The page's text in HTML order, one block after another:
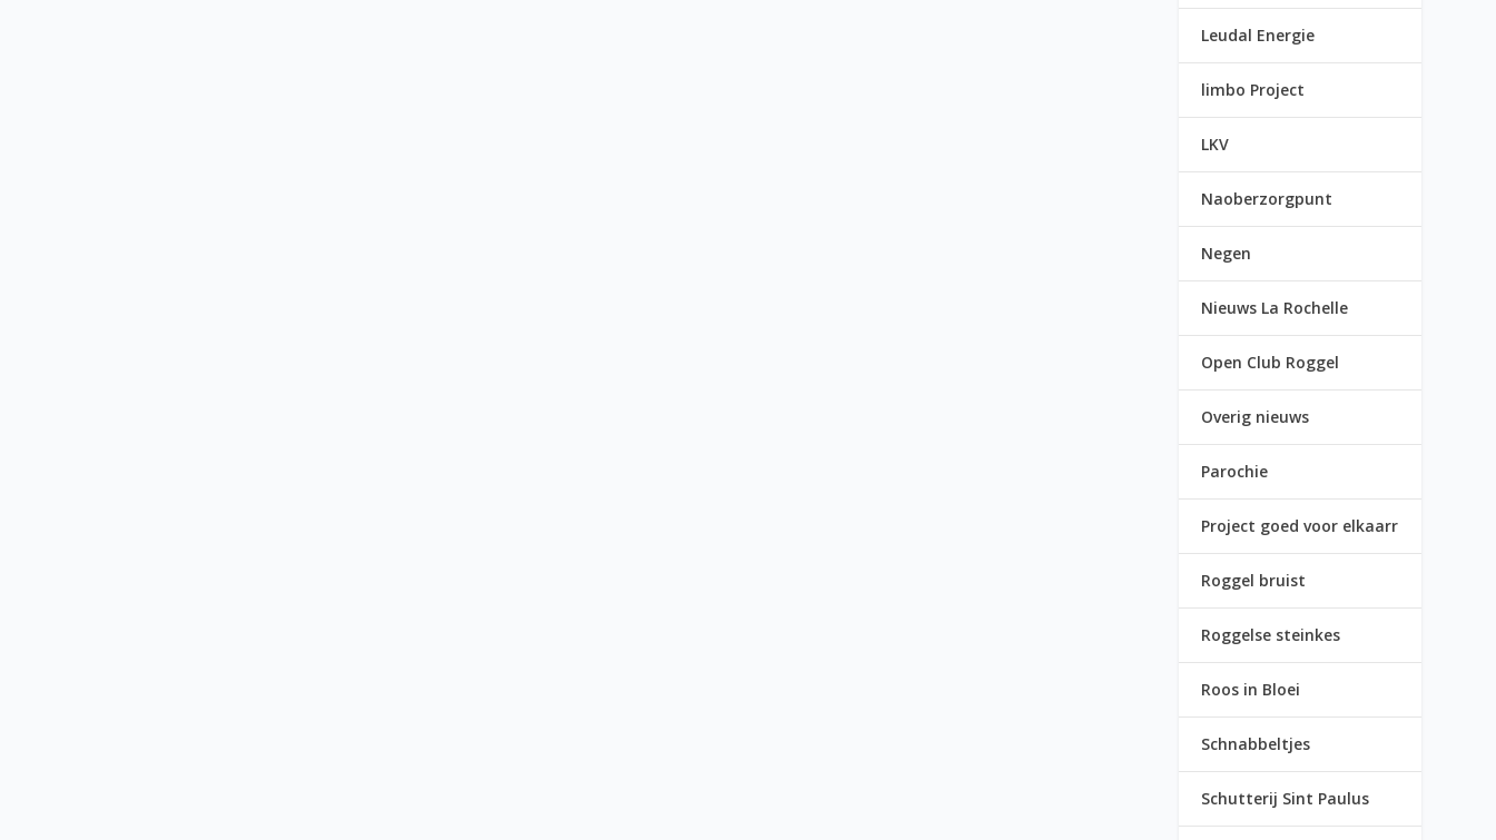
Leudal Energie
limbo Project
LKV
Naoberzorgpunt
Negen
Nieuws La Rochelle
Open Club Roggel
Overig nieuws
Parochie
Project goed voor elkaarr
Roggel bruist
Roggelse steinkes
Roos in Bloei
Schnabbeltjes
Schutterij Sint Paulus